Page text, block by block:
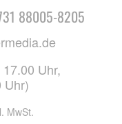
88005-8205
Uhr,
Uhr)
MwSt.